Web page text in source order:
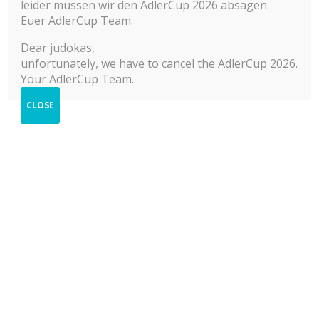
2019
2017
Hilfe zur Anmeldung
Cookie-Richtlinie (EU)
leider müssen wir den AdlerCup 2026 absagen.
Euer AdlerCup Team.
Dear judokas,
unfortunately, we have to cancel the AdlerCup 2026.
Your AdlerCup Team.
CLOSE